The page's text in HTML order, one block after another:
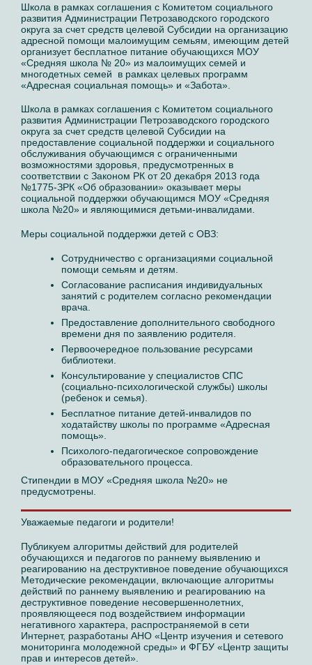
Школа в рамках соглашения с Комитетом социального
развития Администрации Петрозаводского городского
округа за счет средств целевой Субсидии на организацию
адресной помощи малоимущим семьям, имеющим детей
организует бесплатное питание обучающихся МОУ
«Средняя школа № 20» из малоимущих семей и
многодетных семей в рамках целевых программ
«Адресная социальная помощь» и «Забота».
Школа в рамках соглашения с Комитетом социального
развития Администрации Петрозаводского городского
округа за счет средств целевой Субсидии на
предоставление социальной поддержки и социального
обслуживания обучающимся с ограниченными
возможностями здоровья, предусмотренных в
соответствии с Законом РК от 20 декабря 2013 года
№1775-ЗРК «Об образовании» оказывает меры
социальной поддержки обучающимся МОУ «Средняя
школа №20» и являющимися детьми-инвалидами.
Меры социальной поддержки детей с ОВЗ:
Сотрудничество с организациями социальной
помощи семьям и детям.
Согласование расписания индивидуальных
занятий с родителем согласно рекомендации
врача.
Предоставление дополнительного свободного
времени дня по заявлению родителя.
Первоочередное пользование ресурсами
библиотеки.
Консультирование у специалистов СПС
(социально-психологической службы) школы
(ребенок и семья).
Бесплатное питание детей-инвалидов по
ходатайству школы по программе «Адресная
помощь».
Психолого-педагогическое сопровождение
образовательного процесса.
Стипендии в МОУ «Средняя школа №20» не
предусмотрены.
Уважаемые педагоги и родители!
Публикуем алгоритмы действий для родителей
обучающихся и педагогов по раннему выявлению и
реагированию на деструктивное поведение обучающихся
Методические рекомендации, включающие алгоритмы
действий по раннему выявлению и реагированию на
деструктивное поведение несовершеннолетних,
проявляющееся под воздействием информации
негативного характера, распространяемой в сети
Интернет, разработаны АНО «Центр изучения и сетевого
мониторинга молодежной среды» и ФГБУ «Центр защиты
прав и интересов детей».